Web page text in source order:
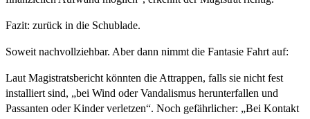
Fazit: zurück in die Schublade.
Soweit nachvollziehbar. Aber dann nimmt die Fantasie Fahrt auf:
Laut Magistratsbericht könnten die Attrappen, falls sie nicht fest
installiert sind, „bei Wind oder Vandalismus herunterfallen und
Passanten oder Kinder verletzen“. Noch gefährlicher: „Bei Kontakt